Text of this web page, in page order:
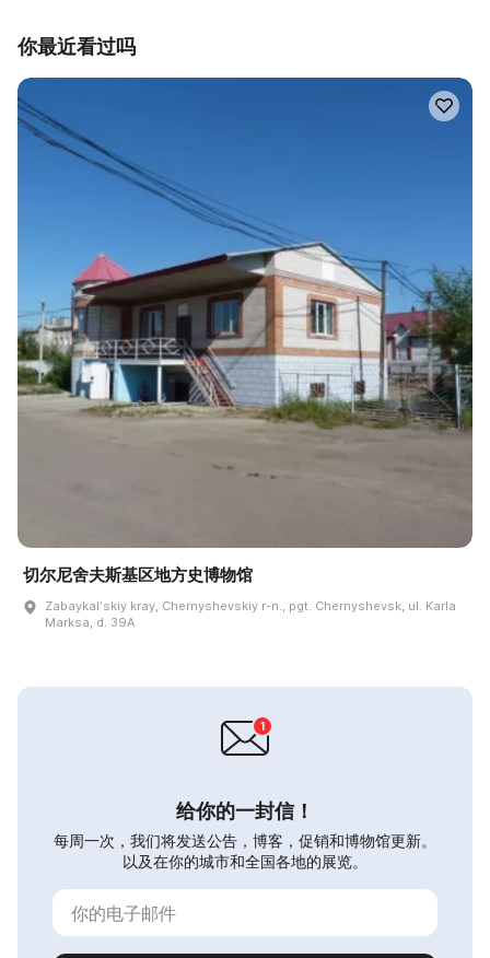
你最近看过吗
切尔尼舍夫斯基区地方史博物馆
Zabaykalʹskiy kray, Chernyshevskiy r-n., pgt. Chernyshevsk, ul. Karla
Marksa, d. 39A
给你的一封信！
每周一次，我们将发送公告，博客，促销和博物馆更新。
以及在你的城市和全国各地的展览。